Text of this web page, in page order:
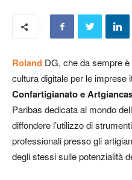
Roland DG, che da sempre
cultura digitale per le imprese
Confartigianato e
Paribas dedicata al mondo
diffondere l’utilizzo di
professionali presso gli
degli stessi sulle potenzialità